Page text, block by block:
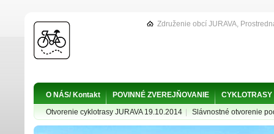
O NÁS/ Kontakt POVINNÉ ZVEREJŇOVANIE
CYKLOTRASY
Otvorenie cyklotrasy JURAVA 19.10.2014
Slávnostné otvorenie
Združenie obcí JURAVA,